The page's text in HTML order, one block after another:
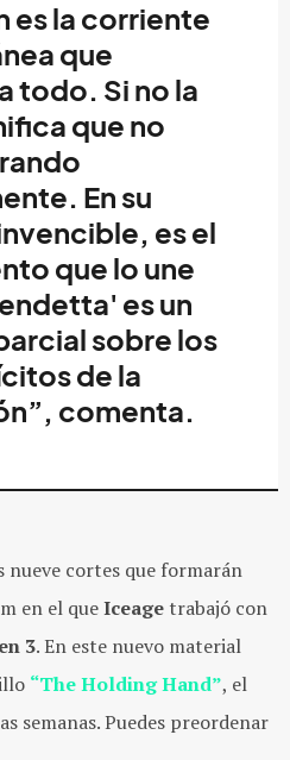
es la corriente
que
todo. Si no la
que no
En su
es el
que lo une
es un
sobre los
de la
comenta.
nueve cortes que formarán
en el queIceage trabajó con
3. En este nuevo material
“The Holding Hand”, el
semanas. Puedes preordenar